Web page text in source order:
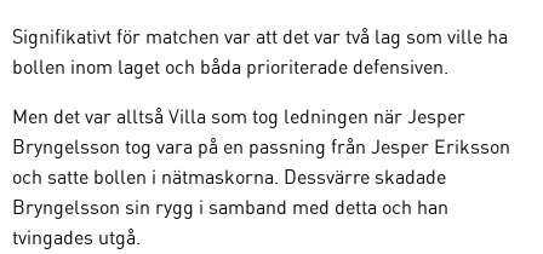
Signifikativt för matchen var att det var två lag som ville ha
bollen inom laget och båda prioriterade defensiven.
Men det var alltså Villa som tog ledningen när Jesper
Bryngelsson tog vara på en passning från Jesper Eriksson
och satte bollen i nätmaskorna. Dessvärre skadade
Bryngelsson sin rygg i samband med detta och han
tvingades utgå.